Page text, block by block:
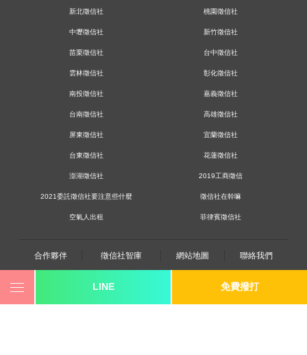
LINE 免費撥打
新北徵信社 桃園徵信社
中壢徵信社 新竹徵信社
苗栗徵信社 台中徵信社
雲林徵信社 彰化徵信社
南投徵信社 嘉義徵信社
台南徵信社 高雄徵信社
屏東徵信社 宜蘭徵信社
台東徵信社 花蓮徵信社
澎湖徵信社 2019工商徵信
2021委託徵信社要注意些什麼 徵信社在幹嘛
空氣人出租 菲律賓徵信社
合作夥伴 徵信社智庫 網站地圖 聯絡我們
0800-250-555 revote990109@gmail.com
youtube twitter facebook line